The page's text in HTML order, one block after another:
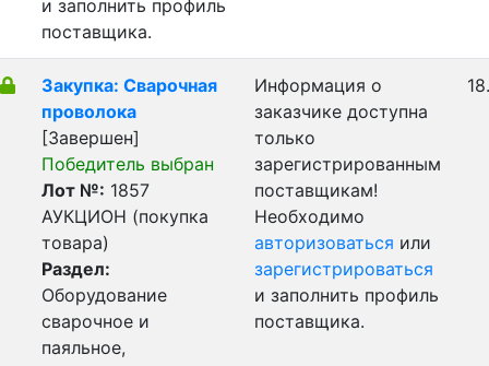
и заполнить профиль
поставщика.
Закупка: Сварочная
проволока
[Завершен]
Победитель выбран
Лот №: 1857
АУКЦИОН (покупка
товара)
Раздел:
Оборудование
сварочное и
паяльное,
Информация о
заказчике доступна
только
зарегистрированным
поставщикам!
Необходимо
авторизоваться или
зарегистрироваться
и заполнить профиль
поставщика.